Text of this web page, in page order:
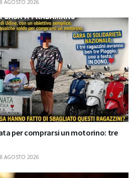
8 AGOSTO 2026
per comprarsi un motorino: tre
8 AGOSTO 2026